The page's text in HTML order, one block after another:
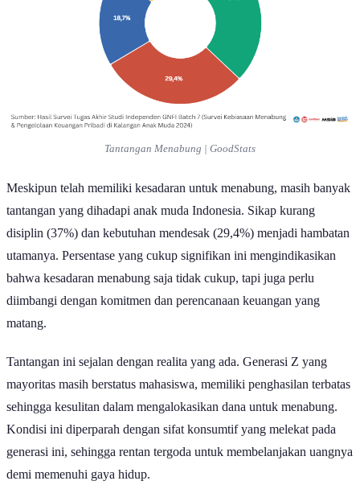
Tantangan Menabung | GoodStats
Meskipun telah memiliki kesadaran untuk menabung, masih banyak
tantangan yang dihadapi anak muda Indonesia. Sikap kurang
disiplin (37%) dan kebutuhan mendesak (29,4%) menjadi hambatan
utamanya. Persentase yang cukup signifikan ini mengindikasikan
bahwa kesadaran menabung saja tidak cukup, tapi juga perlu
diimbangi dengan komitmen dan perencanaan keuangan yang
matang.
Tantangan ini sejalan dengan realita yang ada. Generasi Z yang
mayoritas masih berstatus mahasiswa, memiliki penghasilan terbatas
sehingga kesulitan dalam mengalokasikan dana untuk menabung.
Kondisi ini diperparah dengan sifat konsumtif yang melekat pada
generasi ini, sehingga rentan tergoda untuk membelanjakan uangnya
demi memenuhi gaya hidup.